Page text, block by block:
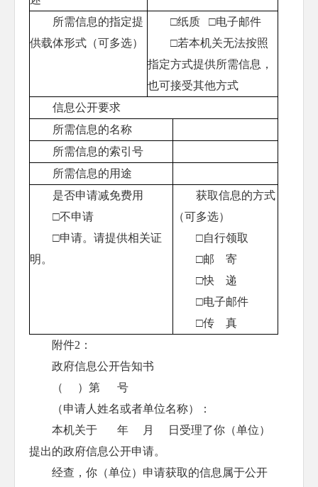
所需信息的指定提
供载体形式（可多选）
□纸质 □电子邮件
□若本机关无法按照
指定方式提供所需信息，
也可接受其他方式
信息公开要求
所需信息的名称
所需信息的索引号
所需信息的用途
是否申请减免费用
□不申请
□申请。请提供相关证
明。
获取信息的方式
（可多选）
□自行领取
□邮 寄
□快 递
□电子邮件
□传 真
附件2：
政府信息公开告知书
（ ）第 号
（申请人姓名或者单位名称）：
本机关于 年 月 日受理了你（单位）
提出的政府信息公开申请。
经查，你（单位）申请获取的信息属于公开